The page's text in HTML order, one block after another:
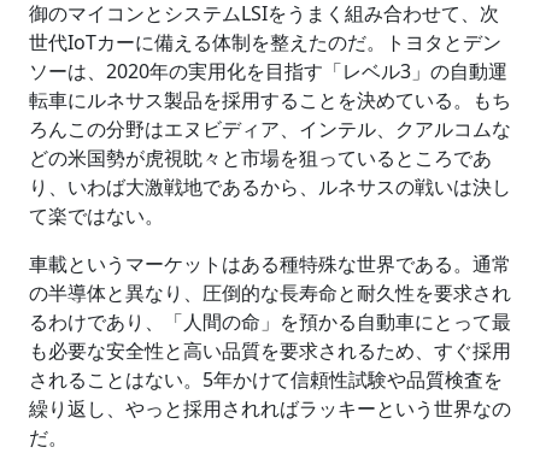
御のマイコンとシステムLSIをうまく組み合わせて、次
世代IoTカーに備える体制を整えたのだ。トヨタとデン
ソーは、2020年の実用化を目指す「レベル3」の自動運
転車にルネサス製品を採用することを決めている。もち
ろんこの分野はエヌビディア、インテル、クアルコムな
どの米国勢が虎視眈々と市場を狙っているところであ
り、いわば大激戦地であるから、ルネサスの戦いは決し
て楽ではない。
車載というマーケットはある種特殊な世界である。通常
の半導体と異なり、圧倒的な長寿命と耐久性を要求され
るわけであり、「人間の命」を預かる自動車にとって最
も必要な安全性と高い品質を要求されるため、すぐ採用
されることはない。5年かけて信頼性試験や品質検査を
繰り返し、やっと採用されればラッキーという世界なの
だ。